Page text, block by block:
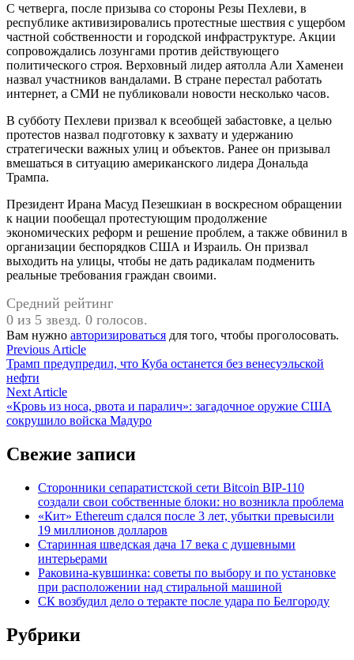
С четверга, после призыва со стороны Резы Пехлеви, в
республике активизировались протестные шествия с ущербом
частной собственности и городской инфраструктуре. Акции
сопровождались лозунгами против действующего
политического строя. Верховный лидер аятолла Али Хаменеи
назвал участников вандалами. В стране перестал работать
интернет, а СМИ не публиковали новости несколько часов.
В субботу Пехлеви призвал к всеобщей забастовке, а целью
протестов назвал подготовку к захвату и удержанию
стратегически важных улиц и объектов. Ранее он призывал
вмешаться в ситуацию американского лидера Дональда
Трампа.
Президент Ирана Масуд Пезешкиан в воскресном обращении
к нации пообещал протестующим продолжение
экономических реформ и решение проблем, а также обвинил в
организации беспорядков США и Израиль. Он призвал
выходить на улицы, чтобы не дать радикалам подменить
реальные требования граждан своими.
Средний рейтинг
0 из 5 звезд. 0 голосов.
Вам нужно авторизироваться для того, чтобы проголосовать.
Навигация
по
записям
Previous ArticlePrevious
article:
Трамп предупредил, что Куба останется без венесуэльской
нефти
Next ArticleNext
article:
«Кровь из носа, рвота и паралич»: загадочное оружие США
сокрушило войска Мадуро
Свежие записи
Сторонники сепаратистской сети Bitcoin BIP-110
создали свои собственные блоки: но возникла проблема
«Кит» Ethereum сдался после 3 лет, убытки превысили
19 миллионов долларов
Старинная шведская дача 17 века с душевными
интерьерами
Раковина-кувшинка: советы по выбору и по установке
при расположении над стиральной машиной
СК возбудил дело о теракте после удара по Белгороду
Рубрики